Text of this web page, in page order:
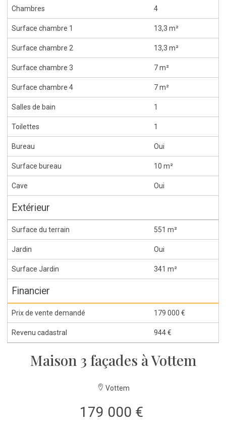
Chambres 4
Surface chambre 1 13,3 m²
Surface chambre 2 13,3 m²
Surface chambre 3 7 m²
Surface chambre 4 7 m²
Salles de bain 1
Toilettes 1
Bureau Oui
Surface bureau 10 m²
Cave Oui
Extérieur
Surface du terrain 551 m²
Jardin Oui
Surface Jardin 341 m²
Financier
Prix de vente demandé 179 000 €
Revenu cadastral 944 €
Maison 3 façades à Vottem
Vottem
179 000 €